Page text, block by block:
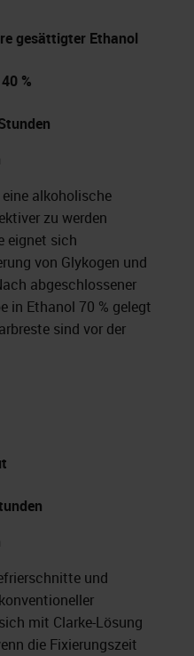
gesättigter Ethanol
%
alkoholische
zu werden
eignet sich
von Glykogen und
abgeschlossener
in Ethanol 70 % gelegt
sind vor der
und
mit Clarke-Lösung
die Fixierungszeit